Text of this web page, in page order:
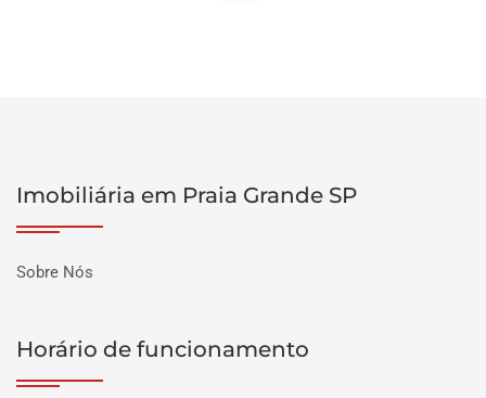
Imobiliária em Praia Grande SP
Sobre Nós
Horário de funcionamento